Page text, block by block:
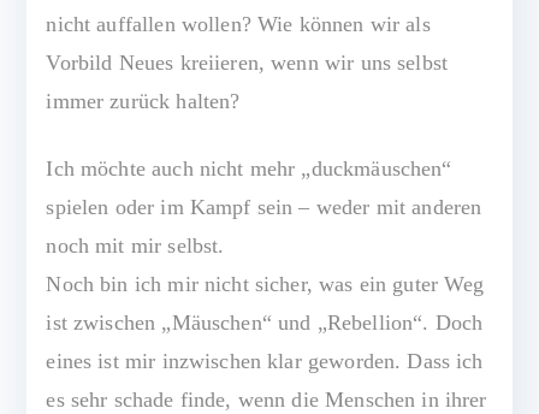
nicht auffallen wollen? Wie können wir als
Vorbild Neues kreiieren, wenn wir uns selbst
immer zurück halten?
Ich möchte auch nicht mehr „duckmäuschen“
spielen oder im Kampf sein – weder mit anderen
noch mit mir selbst.
Noch bin ich mir nicht sicher, was ein guter Weg
ist zwischen „Mäuschen“ und „Rebellion“. Doch
eines ist mir inzwischen klar geworden. Dass ich
es sehr schade finde, wenn die Menschen in ihrer